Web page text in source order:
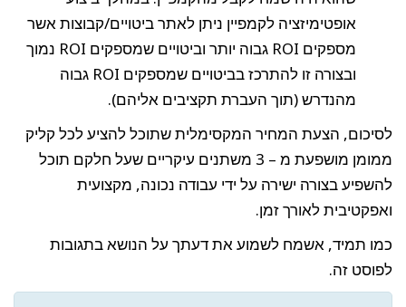
אופטימיזציה לקמפיין ניתן לאתר ביטויים/קבוצות אשר
מספקים ROI גבוה יותר וביטויים שמספקים ROI נמוך
ובצורה זו להתרכז בביטויים שמספקים ROI גבוה
מהנדרש (תוך העברת תקציבים אליהם).
לסיכום, הצעת המחיר המקסימלית שתוכל להציע לכל קליק
ממומן מושפעת מ – 3 משתנים עיקריים שעל חלקם תוכל
להשפיע בצורה ישירה על ידי עבודה נכונה, מקצועית
ואפקטיבית לאורך זמן.
כמו תמיד, אשמח לשמוע את דעתך על הנושא בתגובות
לפוסט זה.